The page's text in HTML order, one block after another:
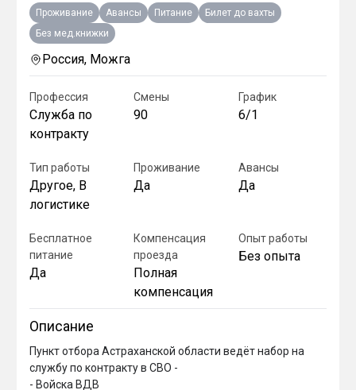
Проживание Авансы Питание
Билет до вахты
Без мед.книжки
Россия, Можга
Профессия
Служба по
контракту
Смены
90
График
6/1
Тип работы
Другое, В
логистике
Проживание
Да
Авансы
Да
Бесплатное
питание
Да
Компенсация
проезда
Полная
компенсация
Опыт работы
Без опыта
Описание
Пункт отбора Астраханской области ведёт набор на
службу по контракту в СВО -
- Войска ВДВ